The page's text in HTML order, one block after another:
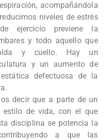
acompañándola
niveles de estrés
ejercicio previene la
y todo aquello que
y cuello. Hay un
y un aumento de
defectuosa de la
decir que a parte de un
de vida, con el que
disciplina se potencia la
a que las